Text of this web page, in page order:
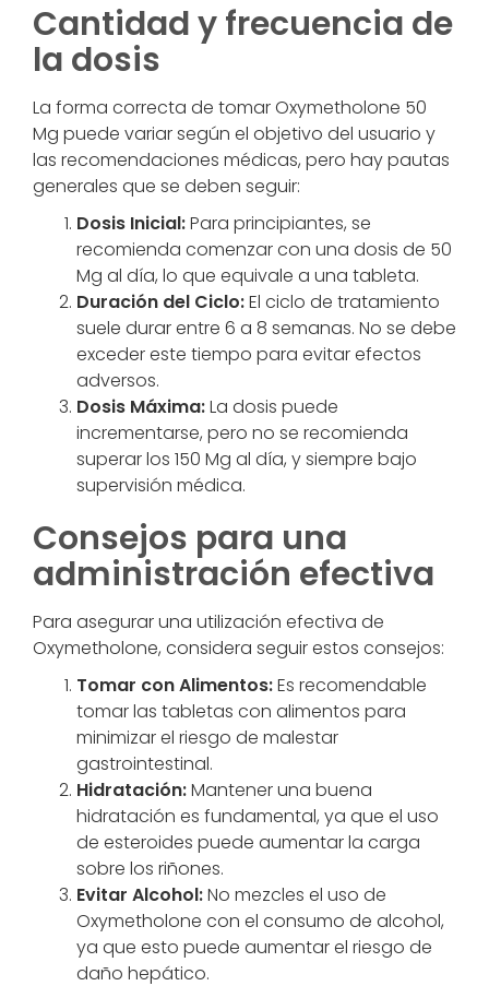
Cantidad y frecuencia de
la dosis
La forma correcta de tomar Oxymetholone 50
Mg puede variar según el objetivo del usuario y
las recomendaciones médicas, pero hay pautas
generales que se deben seguir:
Dosis Inicial:Para principiantes, se
recomienda comenzar con una dosis de 50
Mg al día, lo que equivale a una tableta.
Duración del Ciclo:El ciclo de tratamiento
suele durar entre 6 a 8 semanas. No se debe
exceder este tiempo para evitar efectos
adversos.
Dosis Máxima:La dosis puede
incrementarse, pero no se recomienda
superar los 150 Mg al día, y siempre bajo
supervisión médica.
Consejos para una
administración efectiva
Para asegurar una utilización efectiva de
Oxymetholone, considera seguir estos consejos:
Tomar con Alimentos:Es recomendable
tomar las tabletas con alimentos para
minimizar el riesgo de malestar
gastrointestinal.
Hidratación:Mantener una buena
hidratación es fundamental, ya que el uso
de esteroides puede aumentar la carga
sobre los riñones.
Evitar Alcohol:No mezcles el uso de
Oxymetholone con el consumo de alcohol,
ya que esto puede aumentar el riesgo de
daño hepático.